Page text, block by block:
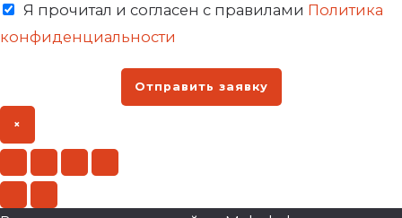
Я прочитал и согласен с правилами Политика
конфиденциальности
Отправить заявку
×